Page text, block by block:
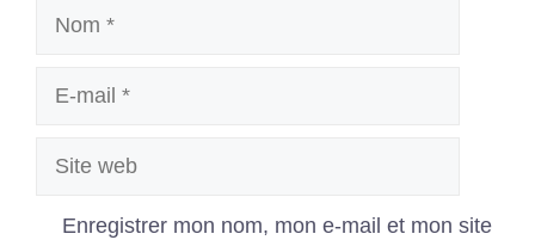
Nom
Site
Enregistrer mon nom, mon e-mail et mon site